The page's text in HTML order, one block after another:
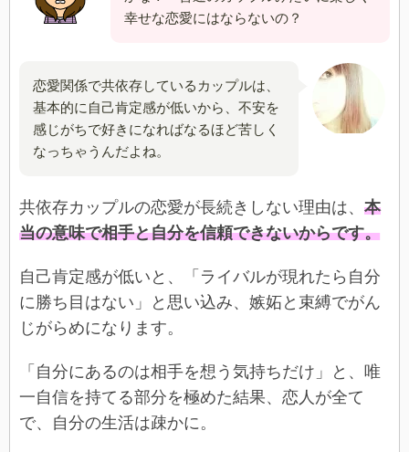
幸せな恋愛にはならないの？
恋愛関係で共依存しているカップルは、
基本的に自己肯定感が低いから、不安を
感じがちで好きになればなるほど苦しく
なっちゃうんだよね。
共依存カップルの恋愛が長続きしない理由は、 本
当の意味で相手と自分を信頼できないからです。
自己肯定感が低いと、「ライバルが現れたら自分
に勝ち目はない」と思い込み、嫉妬と束縛でがん
じがらめになります。
「自分にあるのは相手を想う気持ちだけ」と、唯
一自信を持てる部分を極めた結果、恋人が全て
で、自分の生活は疎かに。